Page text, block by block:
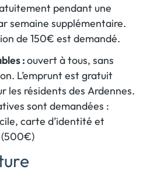
pendant une
semaine supplémentaire.
de 150€ est demandé.
:ouvert à tous, sans
L’emprunt est gratuit
les résidents des Ardennes.
sont demandées :
carte d’identité et
(500€)